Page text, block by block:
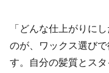
「どんな仕上がりに
のが、ワックス選び
す。自分の髪質とス